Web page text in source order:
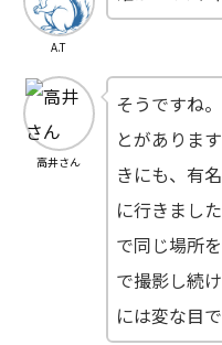
A.T
高井さん
そうですね
とがありま
きにも、有
に行きまし
で同じ場所
で撮影し続
には変な目